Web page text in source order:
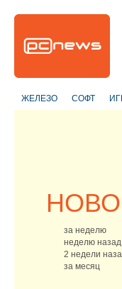
ЖЕЛЕЗО СОФТ
за неделю
неделю назад
2 недели
за месяц